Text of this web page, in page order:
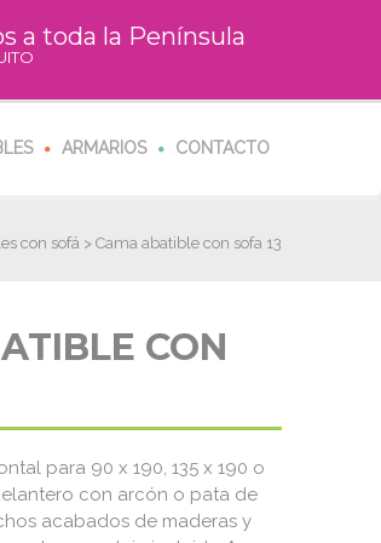
a toda la Península
ARMARIOS CONTACTO
con sofá > Cama abatible con sofa 13
CON
para 90 x 190, 135 x 190 o
con arcón o pata de
acabados de maderas y